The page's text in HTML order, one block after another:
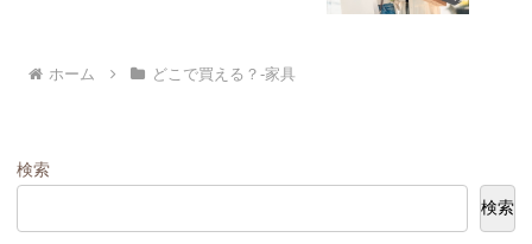
ホーム どこで買える？-家具
検索
検索